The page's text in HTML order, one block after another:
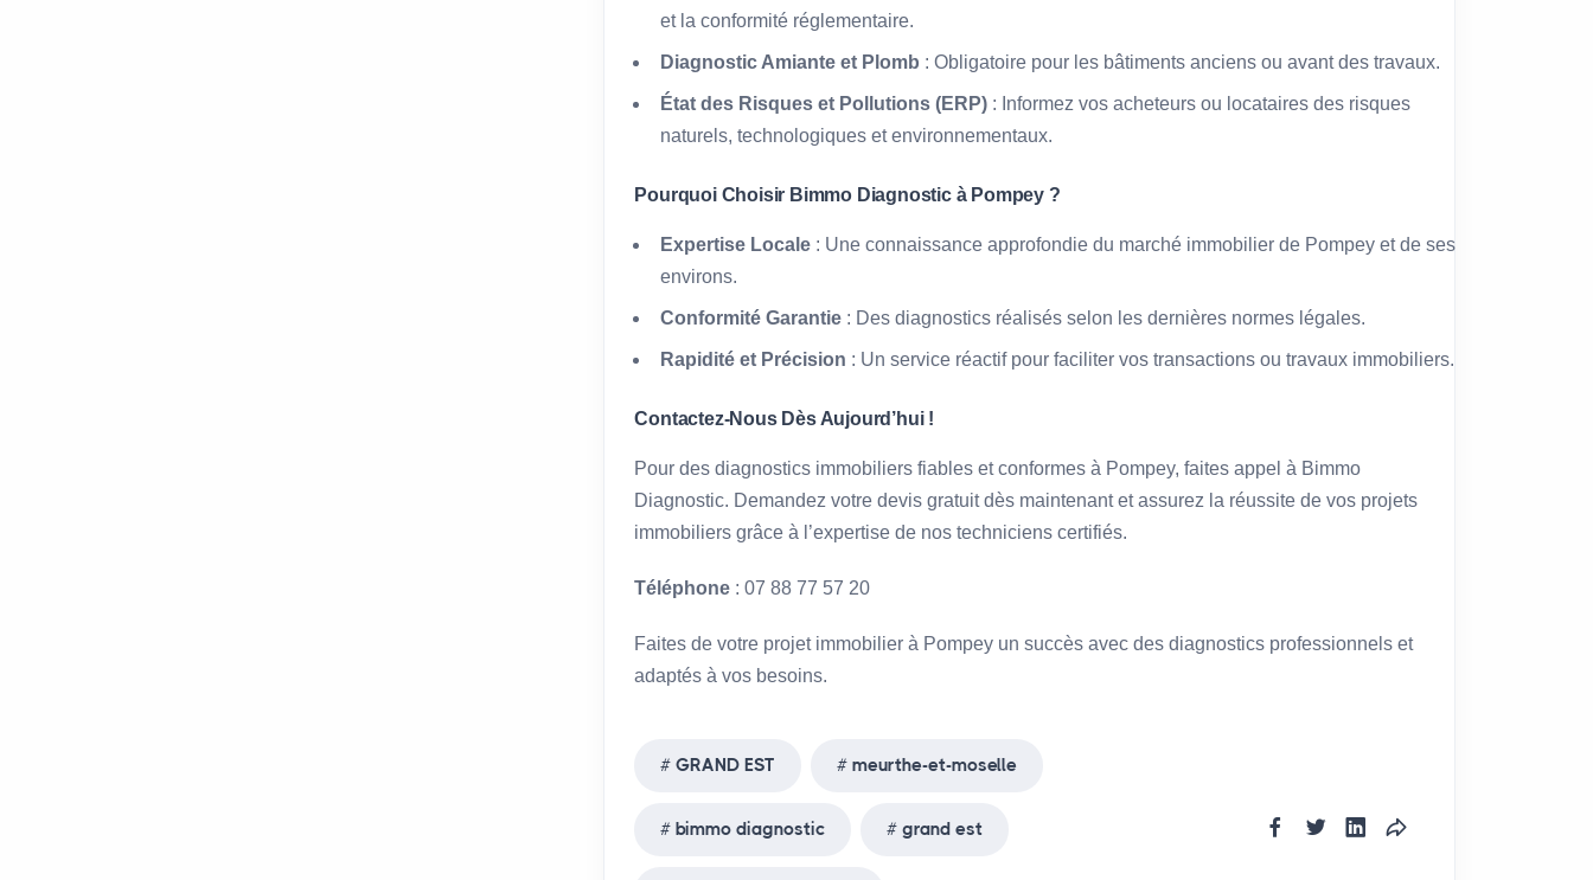
et la conformité réglementaire.
Diagnostic Amiante et Plomb : Obligatoire pour les bâtiments anciens ou avant des travaux.
État des Risques et Pollutions (ERP) : Informez vos acheteurs ou locataires des risques
naturels, technologiques et environnementaux.
Pourquoi Choisir Bimmo Diagnostic à Pompey ?
Expertise Locale : Une connaissance approfondie du marché immobilier de Pompey et de ses
environs.
Conformité Garantie : Des diagnostics réalisés selon les dernières normes légales.
Rapidité et Précision : Un service réactif pour faciliter vos transactions ou travaux immobiliers.
Contactez-Nous Dès Aujourd’hui !
Pour des diagnostics immobiliers fiables et conformes à Pompey, faites appel à Bimmo
Diagnostic. Demandez votre devis gratuit dès maintenant et assurez la réussite de vos projets
immobiliers grâce à l’expertise de nos techniciens certifiés.
Téléphone : 07 88 77 57 20
Faites de votre projet immobilier à Pompey un succès avec des diagnostics professionnels et
adaptés à vos besoins.
GRAND EST meurthe-et-moselle
bimmo diagnostic grand est